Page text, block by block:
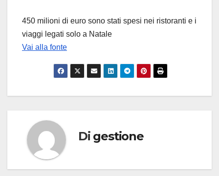
450 milioni di euro sono stati spesi nei ristoranti e i
viaggi legati solo a Natale
Vai alla fonte
Di gestione